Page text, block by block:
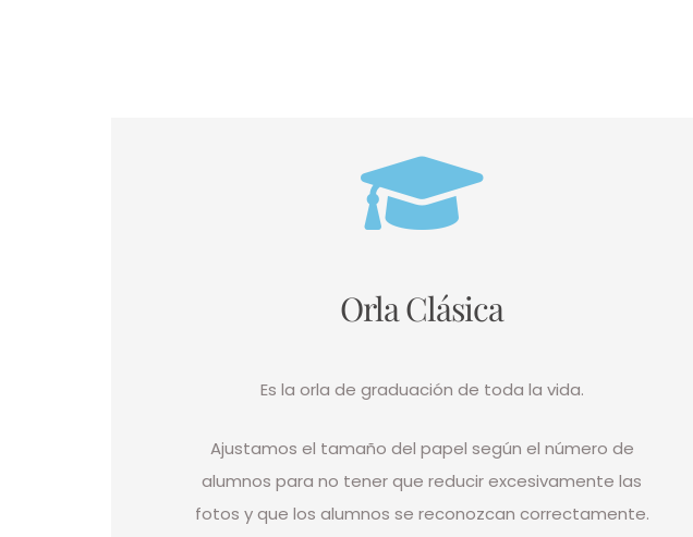
Orla Clásica
Es la orla de graduación de toda la vida.
Ajustamos el tamaño del papel según el número de
alumnos para no tener que reducir excesivamente las
fotos y que los alumnos se reconozcan correctamente.